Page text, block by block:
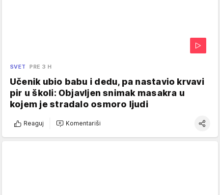
SVET PRE 3 H
Učenik ubio babu i dedu, pa nastavio krvavi
pir u školi: Objavljen snimak masakra u
kojem je stradalo osmoro ljudi
Reaguj Komentariši